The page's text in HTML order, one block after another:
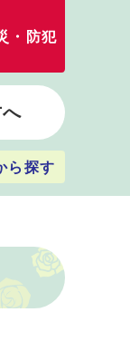
・防犯
ら探す